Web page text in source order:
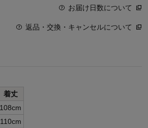
お届け日数について
返品・交換・キャンセルについて
着丈
108cm
110cm